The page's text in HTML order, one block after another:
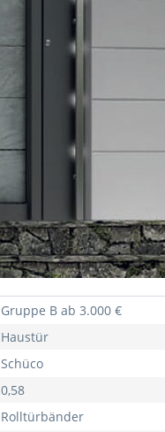
Gruppe B ab 3.000 €
Haustür
Schüco
0,58
Rolltürbänder